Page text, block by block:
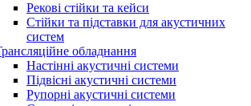
Рекові стійки та кейси
Стійки та підставки для акустичних
систем
обладнання
Настінні акустичні системи
Підвісні акустичні системи
Рупорні акустичні системи